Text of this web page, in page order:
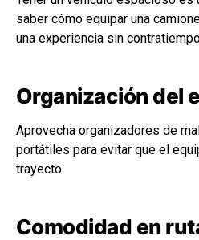
saber cómo equipar una
una experiencia sin
Organización del
Aprovecha organizadores de
portátiles para evitar que el
trayecto.
Comodidad en